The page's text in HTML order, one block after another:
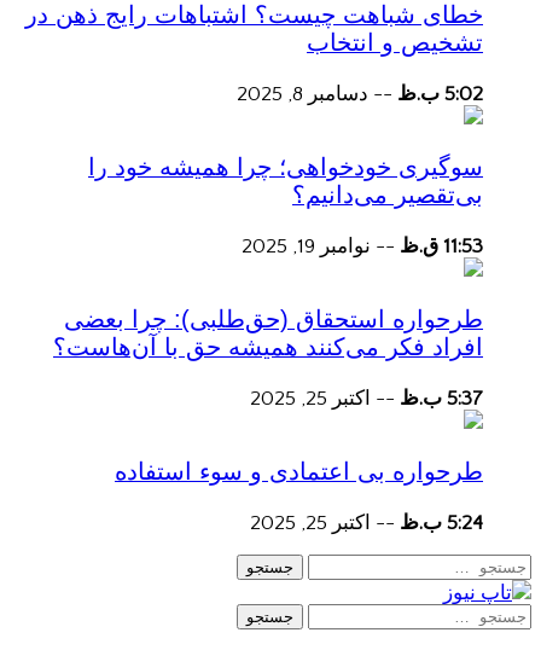
خطای شباهت چیست؟ اشتباهات رایج ذهن در
تشخیص و انتخاب
5:02 ب.ظ -- دسامبر 8, 2025
سوگیری خودخواهی؛ چرا همیشه خود را
بی‌تقصیر می‌دانیم؟
11:53 ق.ظ -- نوامبر 19, 2025
طرحواره استحقاق (حق‌طلبی): چرا بعضی
افراد فکر می‌کنند همیشه حق با آن‌هاست؟
5:37 ب.ظ -- اکتبر 25, 2025
طرحواره بی اعتمادی و سوء استفاده
5:24 ب.ظ -- اکتبر 25, 2025
جستجو
جستجو